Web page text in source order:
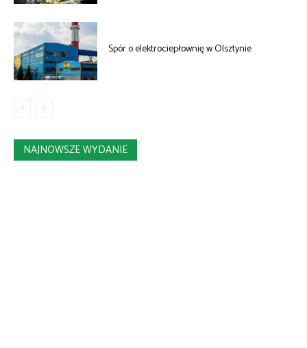
Spór o elektrociepłownię w Olsztynie
NAJNOWSZE WYDANIE